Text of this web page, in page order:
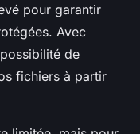
pour garantir
Avec
de
fichiers à partir